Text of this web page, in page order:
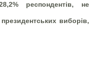
респондентів, не
виборів,